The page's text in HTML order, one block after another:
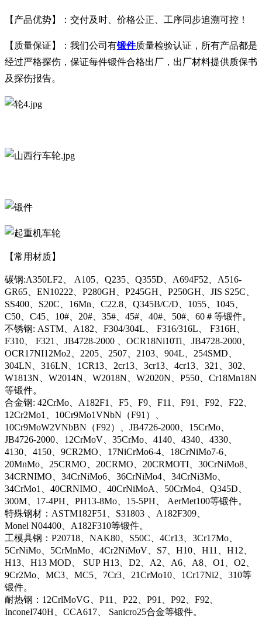
【产品优势】：交付及时、价格公正、工序同步追溯可控！
【质量保证】：我们公司有锻件质量检验认证，所有产品都是
经过严格探伤，保证每件锻件合格出厂，出厂材料提供质保书
及探伤报告。
【常用材质】
碳钢:A350LF2、 A105、Q235、Q355D、A694F52、A516-
GR65、EN10222、P280GH、P245GH、P250GH、JIS S25C、
SS400、S20C、16Mn、C22.8、Q345B/C/D、1055、1045、
C50、C45、10#、20#、35#、45#、40#、50#、60＃等锻件。
不锈钢: ASTM、A182、F304/304L、 F316/316L、 F316H、
F310、 F321、JB4728-2000 、OCR18Ni10Ti、JB4728-2000、
OCR17NI12Mo2、2205、2507、2103、904L、254SMD、
304LN、316LN、1CR13、2cr13、3cr13、4cr13、321、302、
W1813N、W2014N、W2018N、W2020N、P550、Cr18Mn18N
等锻件。
合金钢: 42CrMo、A182F1、F5、F9、F11、F91、F92、F22、
12Cr2Mo1、10Cr9Mo1VNbN（F91）、
10Cr9MoW2VNbBN（F92）、JB4726-2000、15CrMo、
JB4726-2000、12CrMoV、35CrMo、4140、4340、4330、
4130、4150、9CR2MO、17NiCrMo6-4、18CrNiMo7-6、
20MnMo、25CRMO、20CRMO、20CRMOTI、30CrNiMo8、
34CRNIMO、34CrNiMo6、36CrNiMo4、34CrNi3Mo、
34CrMo1、40CRNIMO、40CrNiMoA、50CrMo4、Q345D、
300M、17-4PH、PH13-8Mo、15-5PH、 AerMet100等锻件。
特殊钢材：ASTM182F51、S31803 、A182F309、
Monel N04400、A182F310等锻件。
工模具钢：P20718、NAK80、S50C、4Cr13、3Cr17Mo、
5CrNiMo、5CrMnMo、4Cr2NiMoV、S7、H10、H11、H12、
H13、H13 MOD、 SUP H13、D2、A2、A6、A8、O1、O2、
9Cr2Mo、MC3、MC5、7Cr3、21CrMo10、1Cr17Ni2、310等
锻件。
耐热钢：12CrlMoVG、P11、P22、P91、P92、F92、
InconeI740H、CCA617、 Sanicro25合金等锻件。